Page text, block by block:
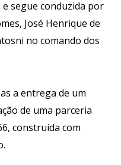
e segue conduzida por
José Henrique de
no comando dos
a entrega de um
de uma parceria
construída com